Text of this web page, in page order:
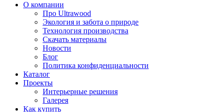
О компании
Про Ultrawood
Экология и забота о природе
Технология производства
Скачать материалы
Новости
Блог
Политика конфиденциальности
Каталог
Проекты
Интерьерные решения
Галерея
Как купить